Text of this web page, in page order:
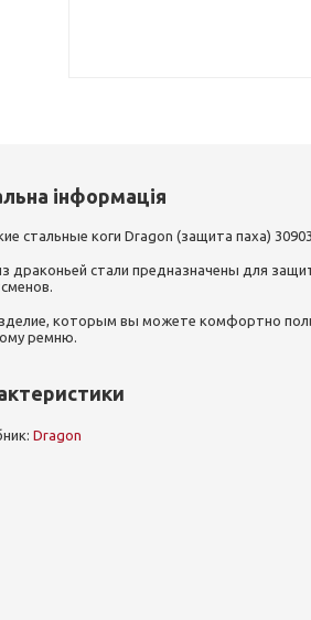
інформація
стальные коги Dragon (защита паха) 30903
драконьей стали предназначены для
которым вы можете комфортно
ремню.
Dragon